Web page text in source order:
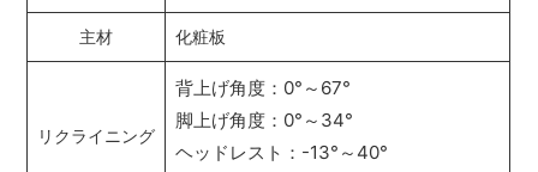
主材 化粧板
リクライニング
背上げ角度：0°～67°
脚上げ角度：0°～34°
ヘッドレスト：-13°～40°